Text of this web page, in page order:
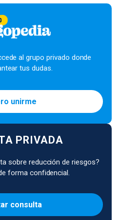
al grupo privado donde
tus dudas.
unirme
PRIVADA
sobre reducción de riesgos?
forma confidencial.
consulta